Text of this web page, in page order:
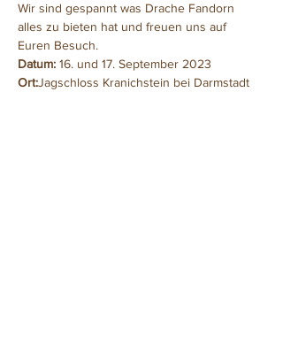
Wir sind gespannt was Drache Fandorn
alles zu bieten hat und freuen uns auf
Euren Besuch.
Datum: 16. und 17. September 2023
Ort:Jagschloss Kranichstein bei Darmstadt